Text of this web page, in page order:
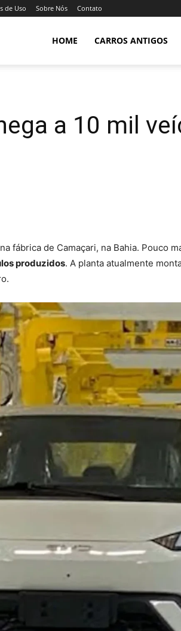
de Uso Sobre Nós Contato
HOME CARROS ANTIGOS
a 10 mil
fábrica de Camaçari, na Bahia. Pouco
produzidos. A planta atualmente